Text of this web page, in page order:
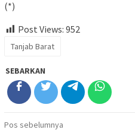
(*)
Post Views: 952
Tanjab Barat
SEBARKAN
Navigasi
Pos sebelumnya